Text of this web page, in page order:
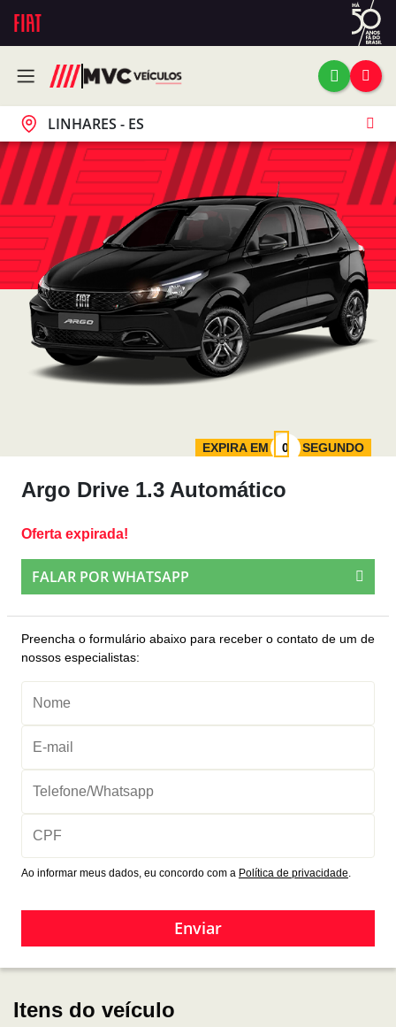
LINHARES - ES
Itens do veículo
EXPIRA EM SEGUNDO
Argo Drive 1.3 Automático
Oferta expirada!
FALAR POR WHATSAPP
Preencha o formulário abaixo para receber o contato de um de
nossos especialistas:
Ao informar meus dados, eu concordo com a Política de privacidade.
Enviar